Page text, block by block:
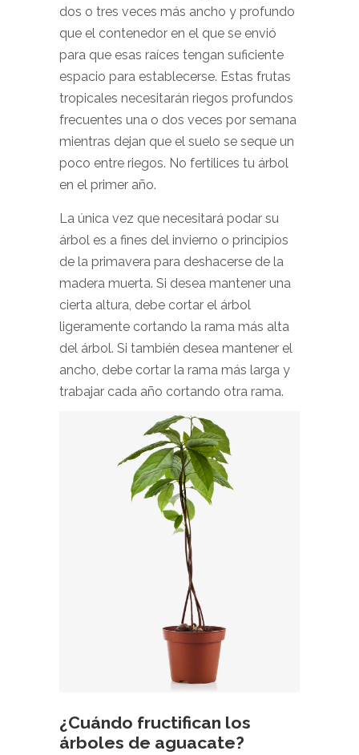
dos o tres veces más ancho y profundo
que el contenedor en el que se envió
para que esas raíces tengan suficiente
espacio para establecerse. Estas frutas
tropicales necesitarán riegos profundos
frecuentes una o dos veces por semana
mientras dejan que el suelo se seque un
poco entre riegos. No fertilices tu árbol
en el primer año.
La única vez que necesitará podar su
árbol es a fines del invierno o principios
de la primavera para deshacerse de la
madera muerta. Si desea mantener una
cierta altura, debe cortar el árbol
ligeramente cortando la rama más alta
del árbol. Si también desea mantener el
ancho, debe cortar la rama más larga y
trabajar cada año cortando otra rama.
¿Cuándo fructifican los
árboles de aguacate?